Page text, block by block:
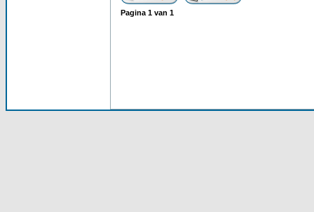
Pagina 1 van 1